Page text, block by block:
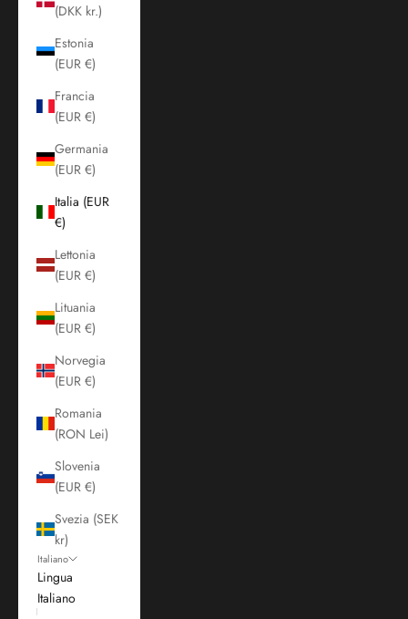
(DKK kr.)
Estonia
(EUR €)
Francia
(EUR €)
Germania
(EUR €)
Italia (EUR
€)
Lettonia
(EUR €)
Lituania
(EUR €)
Norvegia
(EUR €)
Romania
(RON Lei)
Slovenia
(EUR €)
Svezia (SEK
kr)
Italiano
Lingua
Italiano